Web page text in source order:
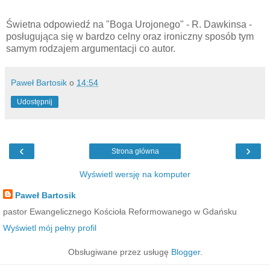
Świetna odpowiedź na "Boga Urojonego" - R. Dawkinsa -
posługująca się w bardzo celny oraz ironiczny sposób tym
samym rodzajem argumentacji co autor.
Paweł Bartosik o 14:54
Udostępnij
‹ ›
Strona główna
Wyświetl wersję na komputer
Paweł Bartosik
pastor Ewangelicznego Kościoła Reformowanego w Gdańsku
Wyświetl mój pełny profil
Obsługiwane przez usługę Blogger.